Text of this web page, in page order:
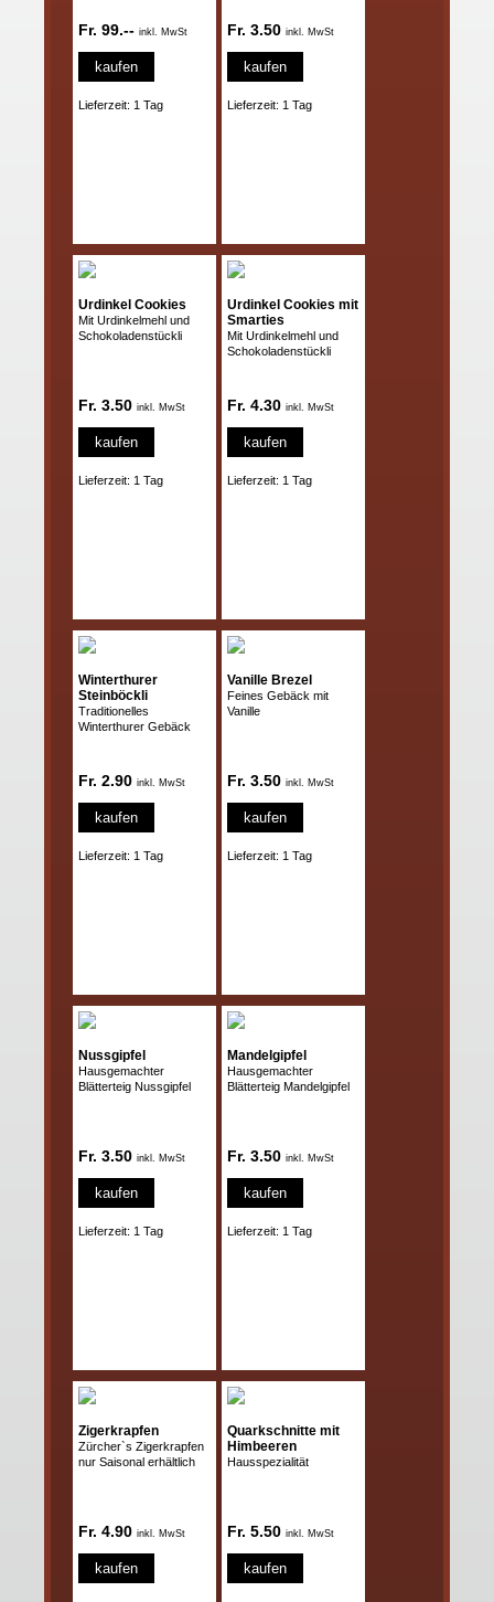
Fr. 99.-- inkl. MwSt
kaufen
Lieferzeit: 1 Tag
Fr. 3.50 inkl. MwSt
kaufen
Lieferzeit: 1 Tag
Urdinkel Cookies
Mit Urdinkelmehl und
Schokoladenstückli
Fr. 3.50 inkl. MwSt
kaufen
Lieferzeit: 1 Tag
Urdinkel Cookies mit
Smarties
Mit Urdinkelmehl und
Schokoladenstückli
Fr. 4.30 inkl. MwSt
kaufen
Lieferzeit: 1 Tag
Winterthurer
Steinböckli
Traditionelles
Winterthurer Gebäck
Fr. 2.90 inkl. MwSt
kaufen
Lieferzeit: 1 Tag
Vanille Brezel
Feines Gebäck mit
Vanille
Fr. 3.50 inkl. MwSt
kaufen
Lieferzeit: 1 Tag
Nussgipfel
Hausgemachter
Blätterteig Nussgipfel
Fr. 3.50 inkl. MwSt
kaufen
Lieferzeit: 1 Tag
Mandelgipfel
Hausgemachter
Blätterteig Mandelgipfel
Fr. 3.50 inkl. MwSt
kaufen
Lieferzeit: 1 Tag
Zigerkrapfen
Zürcher`s Zigerkrapfen
nur Saisonal erhältlich
Fr. 4.90 inkl. MwSt
kaufen
Quarkschnitte mit
Himbeeren
Hausspezialität
Fr. 5.50 inkl. MwSt
kaufen